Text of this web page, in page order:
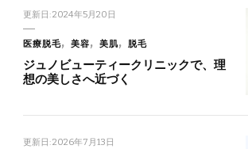
更新日:2024年5月20日
医療脱毛 美容 美肌 脱毛
ジュノビューティークリニックで、理
想の美しさへ近づく
更新日:2026年7月13日